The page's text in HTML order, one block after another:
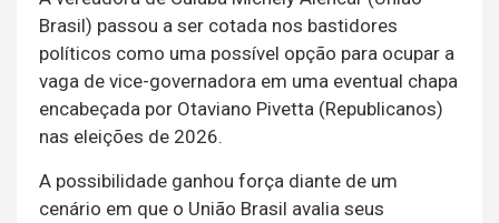
Brasil) passou a ser cotada nos bastidores
políticos como uma possível opção para ocupar a
vaga de vice-governadora em uma eventual chapa
encabeçada por Otaviano Pivetta (Republicanos)
nas eleições de 2026.
A possibilidade ganhou força diante de um
cenário em que o União Brasil avalia seus